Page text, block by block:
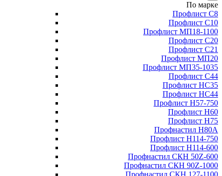
По марке
Профлист С8
Профлист С10
Профлист МП18-1100
Профлист С20
Профлист С21
Профлист МП20
Профлист МП35-1035
Профлист С44
Профлист НС35
Профлист НС44
Профлист Н57-750
Профлист Н60
Профлист Н75
Профнастил Н80А
Профлист Н114-750
Профлист Н114-600
Профнастил СКН 50Z-600
Профнастил СКН 90Z-1000
Профнастил СКН 127-1100